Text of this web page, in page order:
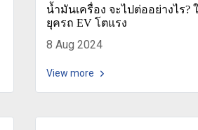
น้ำมันเครื่อง จะไปต่ออย่างไร?
ยุครถ EV โตแรง
8 Aug 2024
View more